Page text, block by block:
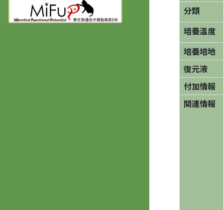
分類
培養温度
培養培地
復元液
付加情報
関連情報